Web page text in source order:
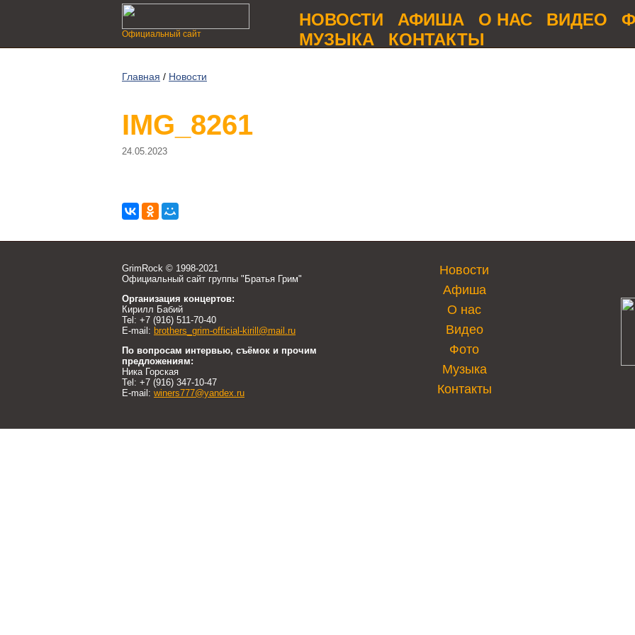
Официальный сайт
НОВОСТИ АФИША О НАС ВИДЕО
МУЗЫКА
КОНТАКТЫ
Главная / Новости
IMG_8261
24.05.2023
GrimRock © 1998-2021
Официальный сайт группы "Братья Грим"
Организация концертов:
Кирилл Бабий
Tel: +7 (916) 511-70-40
E-mail: brothers_grim-official-kirill@mail.ru
По вопросам интервью, съёмок и прочим
предложениям:
Ника Горская
Tel: +7 (916) 347-10-47
E-mail: winers777@yandex.ru
Новости
Афиша
О нас
Видео
Фото
Музыка
Контакты